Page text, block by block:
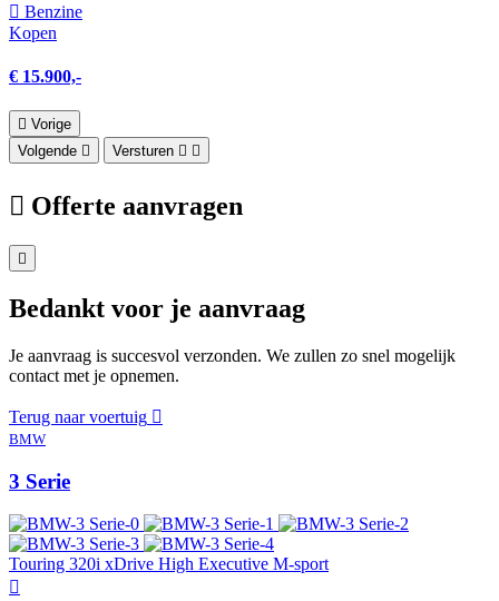
Benzine
Kopen
€ 15.900,-
Vorige
Volgende
Versturen
Offerte aanvragen
Bedankt voor je aanvraag
Je aanvraag is succesvol verzonden. We zullen zo snel mogelijk
contact met je opnemen.
Terug naar voertuig
BMW
3 Serie
Touring 320i xDrive High Executive M-sport